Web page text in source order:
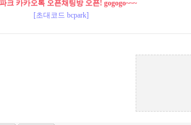
크 카카오톡 오픈채팅방 오픈! gogogo~~~
[초대코드 bcpark]